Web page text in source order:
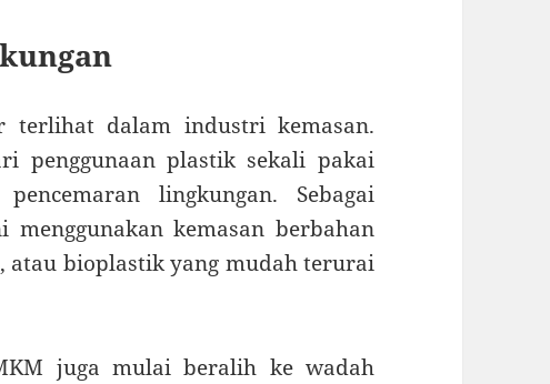
terlihat dalam industri kemasan.
penggunaan plastik sekali pakai
lingkungan. Sebagai
kemasan berbahan
atau bioplastik yang mudah terurai
juga mulai beralih ke wadah